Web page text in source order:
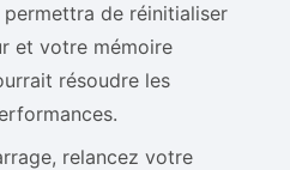
de réinitialiser
et votre mémoire
résoudre les
relancez votre